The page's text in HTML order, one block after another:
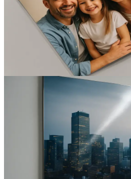
Вакансии
О компании
Написать директору
Арендодателям
Портфолио